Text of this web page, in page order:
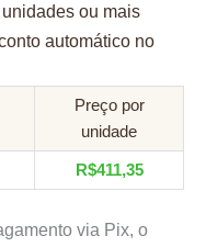
ou mais
automático no
Preço por
unidade
R$411,35
via Pix, o